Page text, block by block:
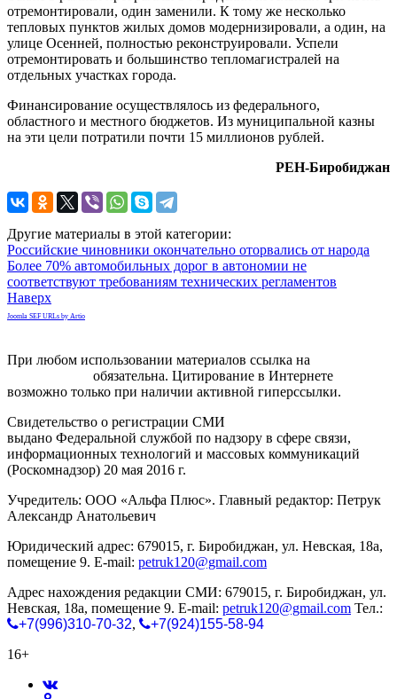
отремонтировали, один заменили. К тому же несколько
тепловых пунктов жилых домов модернизировали, а один, на
улице Осенней, полностью реконструировали. Успели
отремонтировать и большинство тепломагистралей на
отдельных участках города.
Финансирование осуществлялось из федерального,
областного и местного бюджетов. Из муниципальной казны
на эти цели потратили почти 15 миллионов рублей.
РЕН-Биробиджан
Другие материалы в этой категории:
Российские чиновники окончательно оторвались от народа
Более 70% автомобильных дорог в автономии не
соответствуют требованиям технических регламентов
Наверх
Joomla SEF URLs by Artio
При любом использовании материалов ссылка на
обязательна. Цитирование в Интернете
возможно только при наличии активной гиперссылки.
Свидетельство о регистрации СМИ
выдано Федеральной службой по надзору в сфере связи,
информационных технологий и массовых коммуникаций
(Роскомнадзор) 20 мая 2016 г.
Учредитель: ООО «Альфа Плюс». Главный редактор: Петрук
Александр Анатольевич
Юридический адрес: 679015, г. Биробиджан, ул. Невская, 18а,
помещение 9. E-mail: petruk120@gmail.com
Адрес нахождения редакции СМИ: 679015, г. Биробиджан, ул.
Невская, 18а, помещение 9. E-mail: petruk120@gmail.com Тел.:
+7(996)310-70-32,
+7(924)155-58-94
16+